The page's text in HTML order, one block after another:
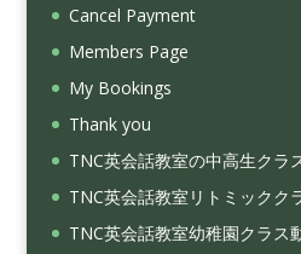
Cancel Payment
Members Page
My Bookings
Thank you
TNC英会話教室の中高生クラ
TNC英会話教室リトミックク
TNC英会話教室幼稚園クラス